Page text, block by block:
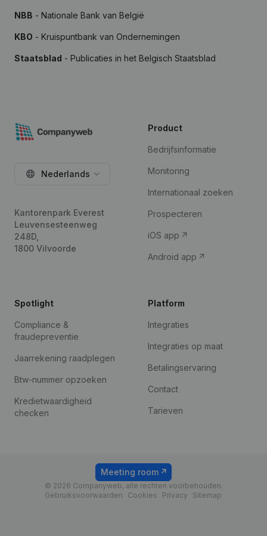
NBB - Nationale Bank van België
KBO - Kruispuntbank van Ondernemingen
Staatsblad - Publicaties in het Belgisch Staatsblad
Nederlands
Kantorenpark Everest
Leuvensesteenweg
248D,
1800 Vilvoorde
Product
Bedrijfsinformatie
Monitoring
Internationaal zoeken
Prospecteren
iOS app
Android app
Spotlight
Compliance &
fraudepreventie
Jaarrekening raadplegen
Btw-nummer opzoeken
Kredietwaardigheid
checken
Platform
Integraties
Integraties op maat
Betalingservaring
Contact
Tarieven
© 2026 Companyweb, alle rechten voorbehouden.
Gebruiksvoorwaarden
Cookies Privacy Sitemap
Meeting room